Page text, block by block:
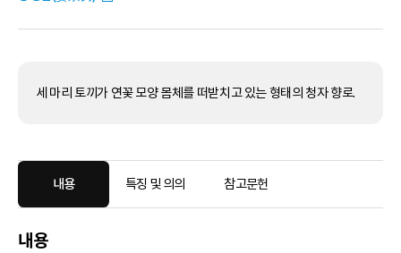
세 마리 토끼가 연꽃 모양 몸체를 떠받치고 있는 형태의 청자 향로.
내용 특징 및 의의 참고문헌
내용